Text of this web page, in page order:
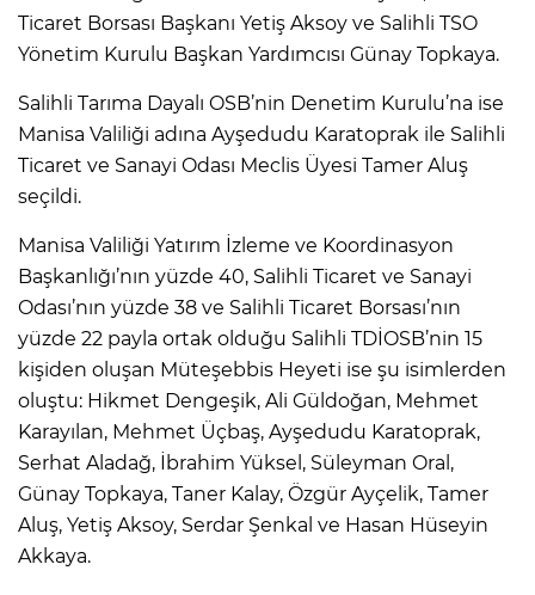
Ticaret Borsası Başkanı Yetiş Aksoy ve Salihli TSO
Yönetim Kurulu Başkan Yardımcısı Günay Topkaya.
Salihli Tarıma Dayalı OSB’nin Denetim Kurulu’na ise
Manisa Valiliği adına Ayşedudu Karatoprak ile Salihli
Ticaret ve Sanayi Odası Meclis Üyesi Tamer Aluş
seçildi.
Manisa Valiliği Yatırım İzleme ve Koordinasyon
Başkanlığı’nın yüzde 40, Salihli Ticaret ve Sanayi
Odası’nın yüzde 38 ve Salihli Ticaret Borsası’nın
yüzde 22 payla ortak olduğu Salihli TDİOSB’nin 15
kişiden oluşan Müteşebbis Heyeti ise şu isimlerden
oluştu: Hikmet Dengeşik, Ali Güldoğan, Mehmet
Karayılan, Mehmet Üçbaş, Ayşedudu Karatoprak,
Serhat Aladağ, İbrahim Yüksel, Süleyman Oral,
Günay Topkaya, Taner Kalay, Özgür Ayçelik, Tamer
Aluş, Yetiş Aksoy, Serdar Şenkal ve Hasan Hüseyin
Akkaya.